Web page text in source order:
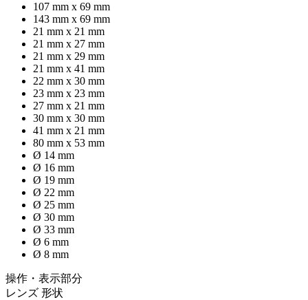
107 mm x 69 mm
143 mm x 69 mm
21 mm x 21 mm
21 mm x 27 mm
21 mm x 29 mm
21 mm x 41 mm
22 mm x 30 mm
23 mm x 23 mm
27 mm x 21 mm
30 mm x 30 mm
41 mm x 21 mm
80 mm x 53 mm
Ø 14 mm
Ø 16 mm
Ø 19 mm
Ø 22 mm
Ø 25 mm
Ø 30 mm
Ø 33 mm
Ø 6 mm
Ø 8 mm
操作・表示部分
レンズ 形状